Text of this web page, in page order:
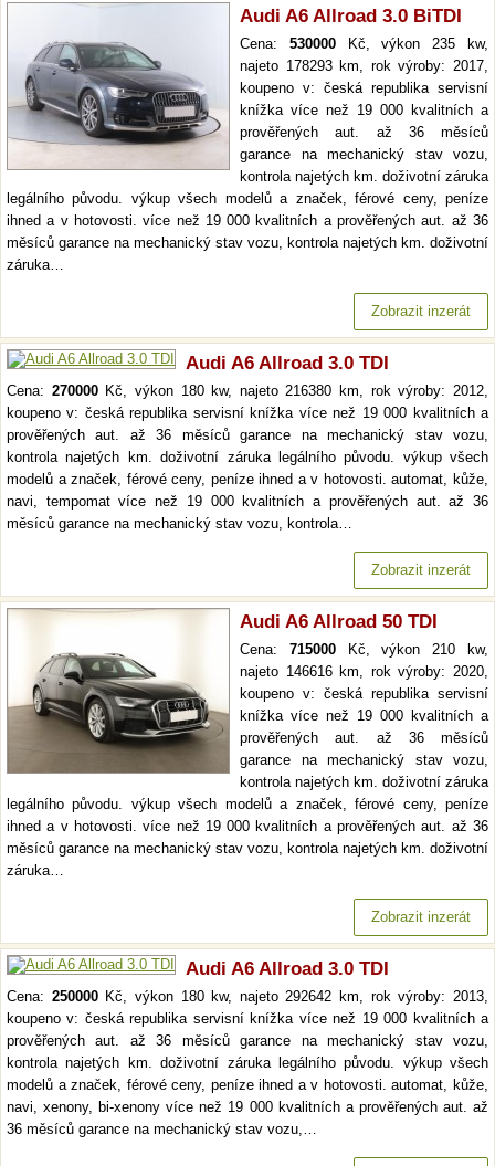
Audi A6 Allroad 3.0 BiTDI
Cena: 530000Kč, výkon 235 kw,
najeto 178293 km, rok výroby: 2017,
koupeno v: česká republika servisní
knížka více než 19 000 kvalitních a
prověřených aut. až 36 měsíců
garance na mechanický stav vozu,
kontrola najetých km. doživotní záruka
legálního původu. výkup všech modelů a značek, férové ceny, peníze
ihned a v hotovosti. více než 19 000 kvalitních a prověřených aut. až 36
měsíců garance na mechanický stav vozu, kontrola najetých km. doživotní
záruka…
Zobrazit inzerát
Audi A6 Allroad 3.0 TDI
Cena: 270000Kč, výkon 180 kw, najeto 216380 km, rok výroby: 2012,
koupeno v: česká republika servisní knížka více než 19 000 kvalitních a
prověřených aut. až 36 měsíců garance na mechanický stav vozu,
kontrola najetých km. doživotní záruka legálního původu. výkup všech
modelů a značek, férové ceny, peníze ihned a v hotovosti. automat, kůže,
navi, tempomat více než 19 000 kvalitních a prověřených aut. až 36
měsíců garance na mechanický stav vozu, kontrola…
Zobrazit inzerát
Audi A6 Allroad 50 TDI
Cena: 715000Kč, výkon 210 kw,
najeto 146616 km, rok výroby: 2020,
koupeno v: česká republika servisní
knížka více než 19 000 kvalitních a
prověřených aut. až 36 měsíců
garance na mechanický stav vozu,
kontrola najetých km. doživotní záruka
legálního původu. výkup všech modelů a značek, férové ceny, peníze
ihned a v hotovosti. více než 19 000 kvalitních a prověřených aut. až 36
měsíců garance na mechanický stav vozu, kontrola najetých km. doživotní
záruka…
Zobrazit inzerát
Audi A6 Allroad 3.0 TDI
Cena: 250000Kč, výkon 180 kw, najeto 292642 km, rok výroby: 2013,
koupeno v: česká republika servisní knížka více než 19 000 kvalitních a
prověřených aut. až 36 měsíců garance na mechanický stav vozu,
kontrola najetých km. doživotní záruka legálního původu. výkup všech
modelů a značek, férové ceny, peníze ihned a v hotovosti. automat, kůže,
navi, xenony, bi-xenony více než 19 000 kvalitních a prověřených aut. až
36 měsíců garance na mechanický stav vozu,…